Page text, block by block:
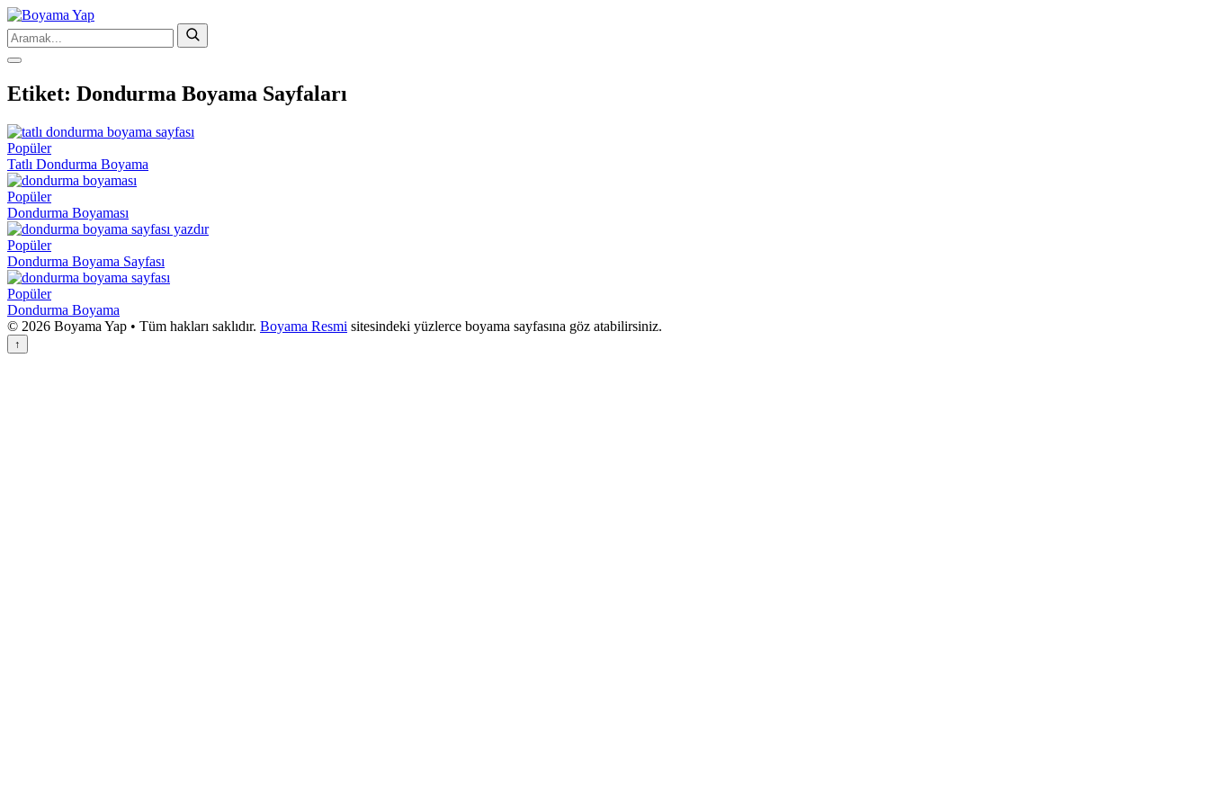
Etiket: Dondurma Boyama Sayfaları
Popüler
Tatlı Dondurma Boyama
Popüler
Dondurma Boyaması
Popüler
Dondurma Boyama Sayfası
Popüler
Dondurma Boyama
© 2026 Boyama Yap • Tüm hakları saklıdır. Boyama Resmi sitesindeki yüzlerce boyama sayfasına göz atabilirsiniz.
↑